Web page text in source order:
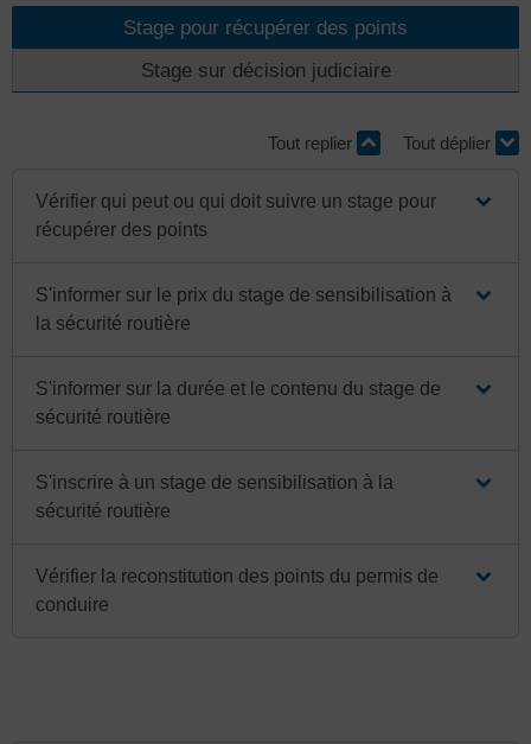
Stage pour récupérer des points
Stage sur décision judiciaire
Tout replier Tout déplier
Vérifier qui peut ou qui doit suivre un stage pour
récupérer des points
S'informer sur le prix du stage de sensibilisation à
la sécurité routière
S'informer sur la durée et le contenu du stage de
sécurité routière
S'inscrire à un stage de sensibilisation à la
sécurité routière
Vérifier la reconstitution des points du permis de
conduire